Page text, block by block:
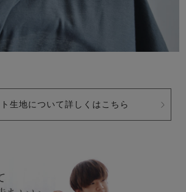
生地について詳しくはこちら